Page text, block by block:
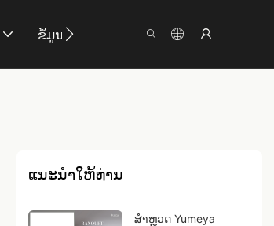
ຂໍ້ມູນ
ແນະນໍາໃຫ້ທ່ານ
ສຳຫຼວດ Yumeya